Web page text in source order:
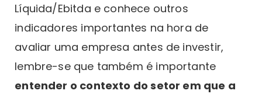
Líquida/Ebitda e conhece outros
indicadores importantes na hora de
avaliar uma empresa antes de investir,
lembre-se que também é importante
entender o contexto do setor em que a